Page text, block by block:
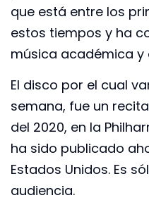
que está entre los
estos tiempos y ha
música académica y
El disco por el cual
semana, fue un
del 2020, en la
ha sido publicado
Estados Unidos. Es
audiencia.